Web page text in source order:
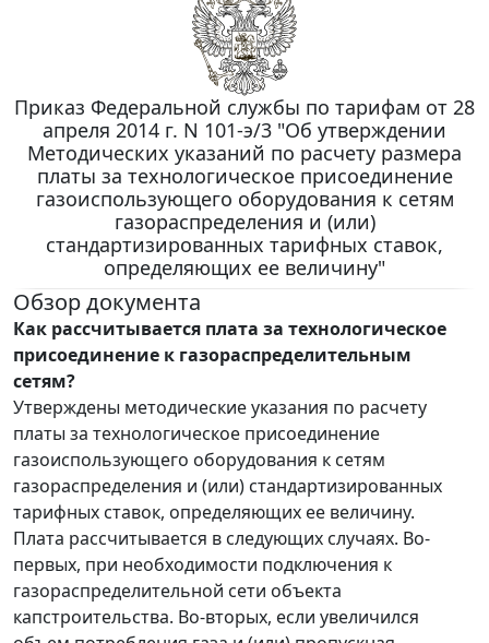
Приказ Федеральной службы по тарифам от 28
апреля 2014 г. N 101-э/3 "Об утверждении
Методических указаний по расчету размера
платы за технологическое присоединение
газоиспользующего оборудования к сетям
газораспределения и (или)
стандартизированных тарифных ставок,
определяющих ее величину"
Обзор документа
Как рассчитывается плата за технологическое
присоединение к газораспределительным
сетям?
Утверждены методические указания по расчету
платы за технологическое присоединение
газоиспользующего оборудования к сетям
газораспределения и (или) стандартизированных
тарифных ставок, определяющих ее величину.
Плата рассчитывается в следующих случаях. Во-
первых, при необходимости подключения к
газораспределительной сети объекта
капстроительства. Во-вторых, если увеличился